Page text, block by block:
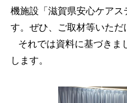
機施設「滋賀県安心ケアス
す。ぜひ、ご取材等いただ
それでは資料に基づきま
します。